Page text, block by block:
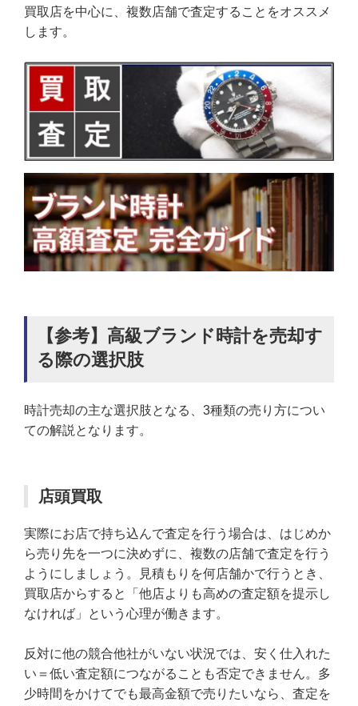
買取店を中心に、複数店舗で査定することをオススメ
します。
【参考】高級ブランド時計を売却す
る際の選択肢
時計売却の主な選択肢となる、3種類の売り方につい
ての解説となります。
店頭買取
実際にお店で持ち込んで査定を行う場合は、はじめか
ら売り先を一つに決めずに、複数の店舗で査定を行う
ようにしましょう。見積もりを何店舗かで行うとき、
買取店からすると「他店よりも高めの査定額を提示し
なければ」という心理が働きます。
反対に他の競合他社がいない状況では、安く仕入れた
い＝低い査定額につながることも否定できません。多
少時間をかけてでも最高金額で売りたいなら、査定を